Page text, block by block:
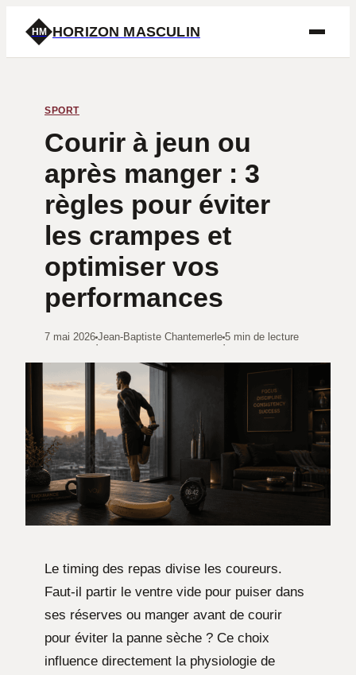
HM HORIZON MASCULIN
SPORT
Courir à jeun ou
après manger : 3
règles pour éviter
les crampes et
optimiser vos
performances
7 mai 2026
·
Jean-Baptiste Chantemerle
·
5 min de lecture
Le timing des repas divise les coureurs.
Faut-il partir le ventre vide pour puiser dans
ses réserves ou manger avant de courir
pour éviter la panne sèche ? Ce choix
influence directement la physiologie de